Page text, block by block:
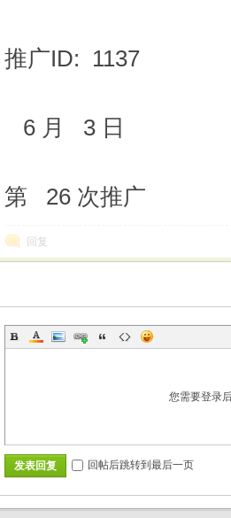
推广ID: 1137
6 月 3 日
第 26 次推广
回复
您需要登录
发表回复 回帖后跳转到最后一页